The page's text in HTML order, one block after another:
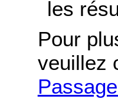
les
Pour
veuillez